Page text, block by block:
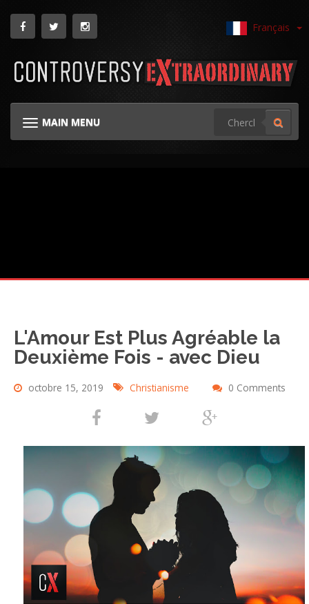
Français
MAIN MENU
TOGGLE NAVIGATION
L'Amour Est Plus Agréable la
Deuxième Fois - avec Dieu
octobre 15, 2019 Christianisme 0 Comments